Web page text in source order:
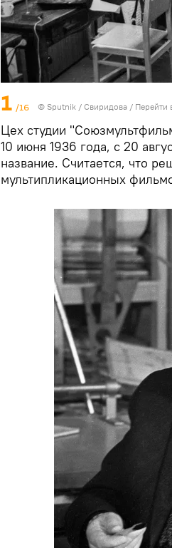
1 /16 © Sputnik / Свиридова / Перейти
Цех студии
10 июня 1936 года, с 20
название. Считается, что
мультипликационных